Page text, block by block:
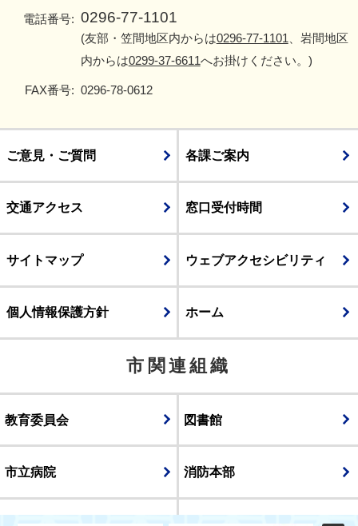
電話番号: 0296-77-1101
(友部・笠間地区内からは0296-77-1101 、岩間地区
内からは0299-37-6611へお掛けください。)
FAX番号: 0296-78-0612
ご意見・ご質問 各課ご案内
交通アクセス 窓口受付時間
サイトマップ ウェブアクセシビリティ
個人情報保護方針 ホーム
市関連組織
教育委員会 図書館
市立病院 消防本部